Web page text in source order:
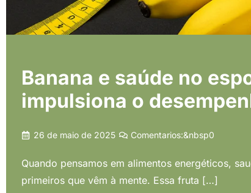
Banana e saúde no
impulsiona o
26 de maio de 2025 Comentarios:&nbsp0
Quando pensamos em alimentos energéticos,
primeiros que vêm à mente. Essa fruta […]